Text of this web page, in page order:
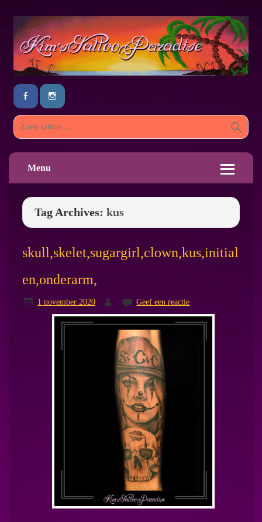
Menu
Tag Archives: kus
skull,skelet,sugargirl,clown,kus,initial
en,onderarm,
1 november 2020 Geef een reactie